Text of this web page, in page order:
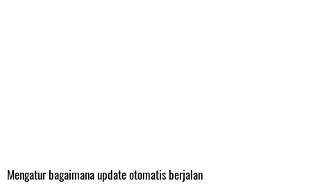
Mengatur bagaimana update otomatis berjalan